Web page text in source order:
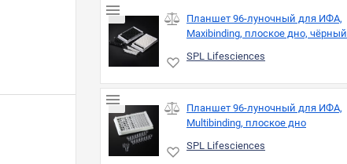
Планшет 96-луночный для ИФА,
Maxibinding, плоское дно, чёрный
SPL Lifesciences
Планшет 96-луночный для ИФА,
Multibinding, плоское дно
SPL Lifesciences